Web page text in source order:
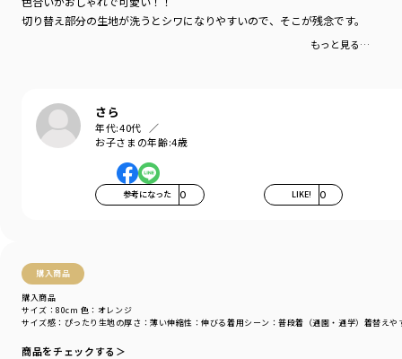
切り替え部分の生地が洗うとシワになりやすいので、そこが残念です。
もっと見る…
さら
年代:40代
お子さまの年齢:4歳
参考になった 0 LIKE! 0
購入商品
購入商品
サイズ感 ：ぴったり 生地の厚さ ：薄い伸縮性 ：伸びる着用シーン ：普段着（通園・通学） 着替えや
サイズ：80cm 色：オレンジ
商品をチェックする＞
■素材
本体部分：綿100％ロイヤルコットン使用
「吸汗性」にすぐれ「肌ざわりが良い」 生地を使用しています。
切り替え部分：ダンガリー綿100％
サイズ展開は80㎝～150㎝まで
【Disney/ディズニー】シリーズは以下品番もおすすめです。
11-4506-010【Disney】スポーツグラフィック重ね着風半袖Tシャツ
11-4506-012【Disney】サガラ刺繍ラグラン半袖Tシャツ
ベビーちゃんも一緒に【おそろい】が楽しめる品番は
01-4539-014【Disney】サガラ刺繍ラグラン半袖カバーオール
04-4576-015【Disney】ミッキーモチーフスタイ
04-4565-671【Disney】耳つきダンガリーキャップ
スタイリングにプラスできるアイテムはこちら